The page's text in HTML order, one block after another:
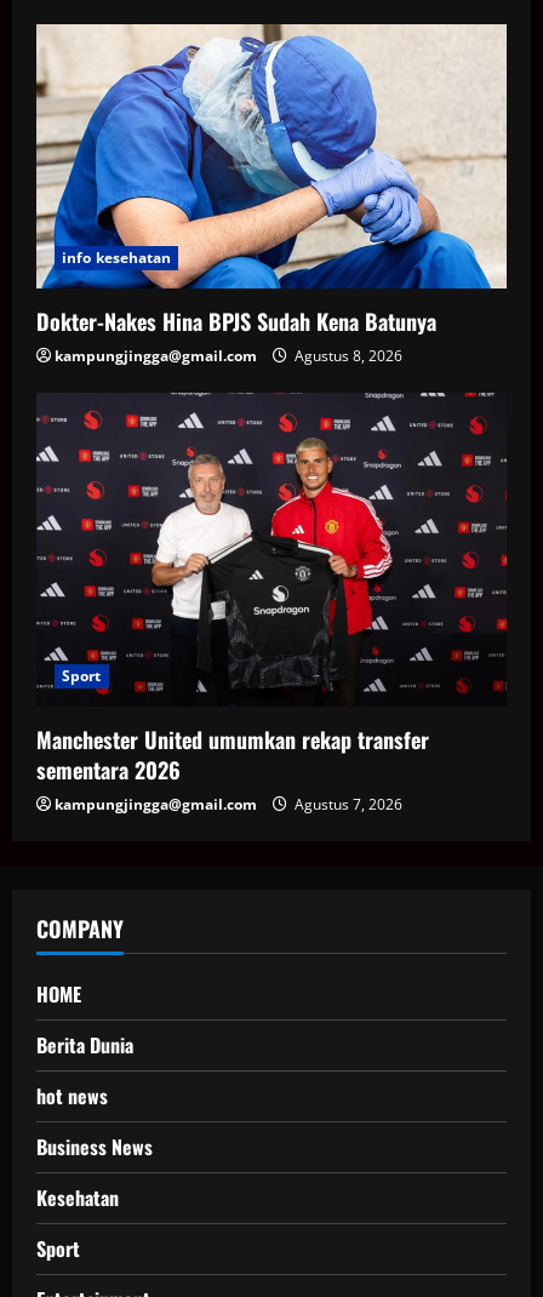
info kesehatan
Dokter-Nakes Hina BPJS Sudah Kena Batunya
kampungjingga@gmail.com Agustus 8, 2026
Sport
Manchester United umumkan rekap transfer
sementara 2026
kampungjingga@gmail.com Agustus 7, 2026
COMPANY
HOME
Berita Dunia
hot news
Business News
Kesehatan
Sport